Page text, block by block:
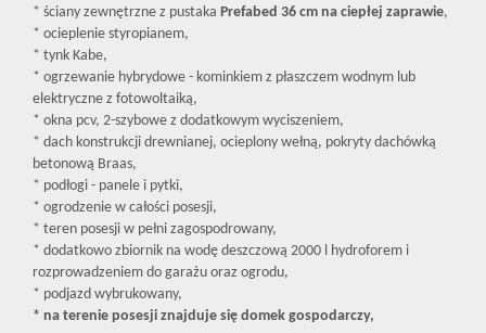
* ściany zewnętrzne z pustaka Prefabed 36 cm na ciepłej zaprawie,
* ocieplenie styropianem,
* tynk Kabe,
* ogrzewanie hybrydowe - kominkiem z płaszczem wodnym lub
elektryczne z fotowoltaiką,
* okna pcv, 2-szybowe z dodatkowym wyciszeniem,
* dach konstrukcji drewnianej, ocieplony wełną, pokryty dachówką
betonową Braas,
* podłogi - panele i pytki,
* ogrodzenie w całości posesji,
* teren posesji w pełni zagospodrowany,
* dodatkowo zbiornik na wodę deszczową 2000 l hydroforem i
rozprowadzeniem do garażu oraz ogrodu,
* podjazd wybrukowany,
* na terenie posesji znajduje się domek gospodarczy,